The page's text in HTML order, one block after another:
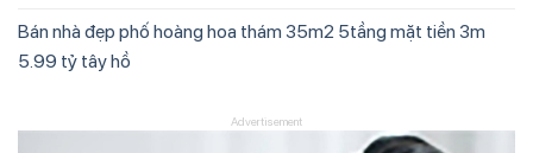
Bán nhà đẹp phố hoàng hoa thám 35m2 5tầng mặt tiền 3m
5.99 tỷ tây hồ
Advertisement